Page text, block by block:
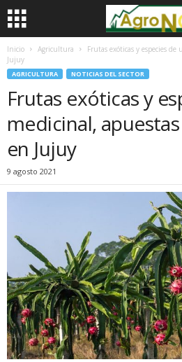
Inicio Agricultura
Frutas exóticas y especies
Jujuy
AGRICULTURA NOTICIAS DEL SECTOR
Frutas exóticas y
medicinal,
en Jujuy
9 agosto 2021